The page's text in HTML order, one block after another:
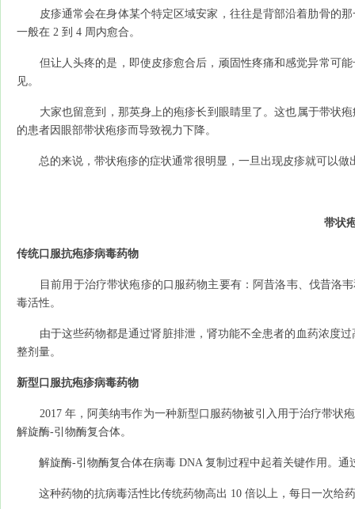
皮疹通常会在身体某个特定区域安家，往往是背部沿着肋骨的那
一般在 2 到 4 周内愈合。
但让人头疼的是，即使皮疹愈合后，顽固性疼痛和感觉异常可能
见。
大家也留意到，那英身上的疱疹长到眼睛里了。这也属于带状
的患者因眼部带状疱疹而导致视力下降。
总的来说，带状疱疹的症状通常很明显，一旦出现皮疹就可以做
带状
传统口服抗疱疹病毒药物
目前用于治疗带状疱疹的口服药物主要有：阿昔洛韦、伐昔洛韦
毒活性。
由于这些药物都是通过肾脏排泄，肾功能不全患者的血药浓度过
整剂量。
新型口服抗疱疹病毒药物
2017 年，阿美纳韦作为一种新型口服药物被引入用于治疗带状
解旋酶-引物酶复合体。
解旋酶-引物酶复合体在病毒 DNA 复制过程中起着关键作用。通
这种药物的抗病毒活性比传统药物高出 10 倍以上，每日一次给